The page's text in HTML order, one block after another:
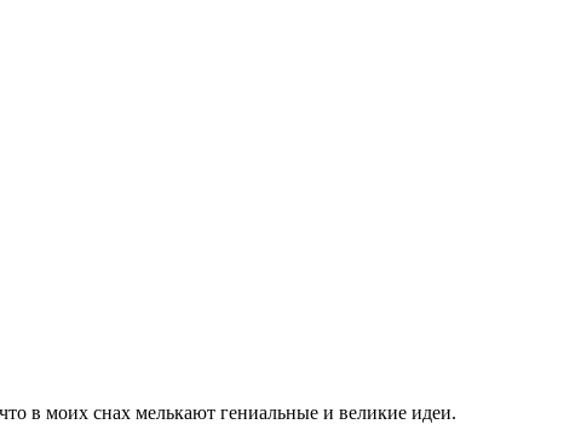
в моих снах мелькают гениальные и великие идеи.